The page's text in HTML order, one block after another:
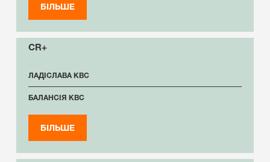
БІЛЬШЕ
CR+
ЛАДІСЛАВА КВС
БАЛАНСІЯ КВС
БІЛЬШЕ